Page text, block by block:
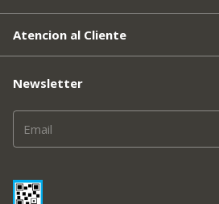
Atencion al Cliente
Newsletter